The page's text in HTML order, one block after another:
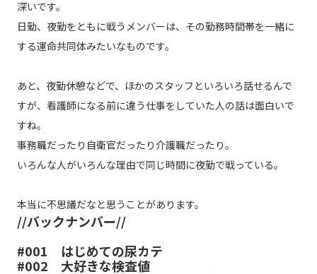
深いです。
日勤、夜勤をともに戦うメンバーは、その勤務時間帯を一緒に
する運命共同体みたいなものです。
あと、夜勤休憩などで、ほかのスタッフといろいろ話せるんで
すが、看護師になる前に違う仕事をしていた人の話は面白いで
すね。
事務職だったり自衛官だったり介護職だったり。
いろんな人がいろんな理由で同じ時間に夜勤で戦っている。
本当に不思議だなと思うことがあります。
//バックナンバー//
#001 はじめての尿カテ
#002 大好きな検査値